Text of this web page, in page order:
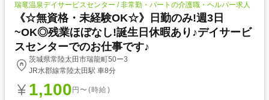
瑞竜温泉デイサービスセンター / 非常勤・パートの介護職・ヘルパー求人
《☆無資格・未経験OK☆》日勤のみ!週3日
~OK◎残業ほぼなし!誕生日休暇あり♪デイサービ
スセンターでのお仕事です♪
茨城県常陸太田市瑞龍町50ー3
JR水郡線常陸太田駅 車8分
1,100 円〜(時給)